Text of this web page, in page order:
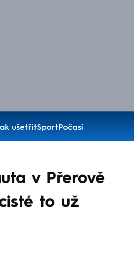
ušetřitSportPočasí
v Přerově
to už